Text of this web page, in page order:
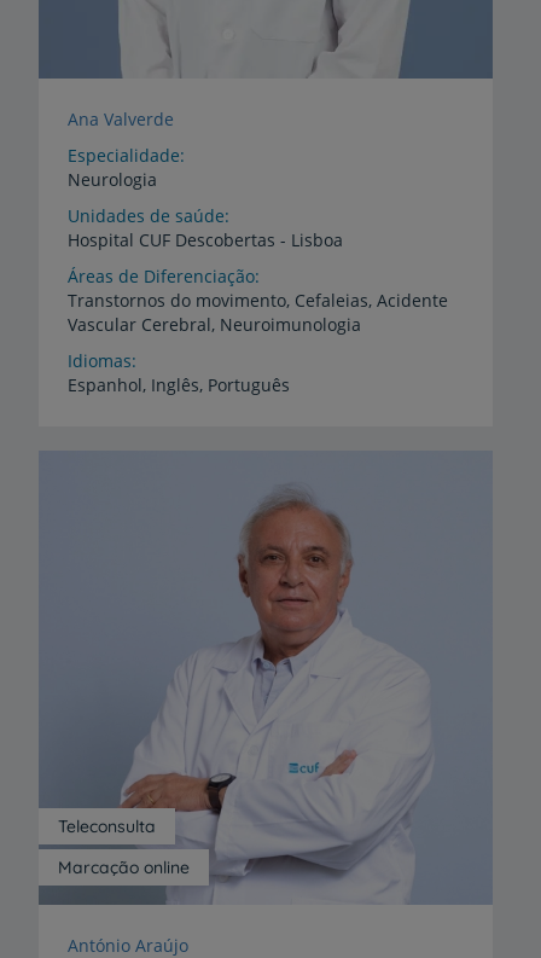
Ana Valverde
Especialidade
Neurologia
Unidades de saúde
Hospital CUF Descobertas - Lisboa
Áreas de Diferenciação
Transtornos do movimento, Cefaleias, Acidente
Vascular Cerebral, Neuroimunologia
Idiomas
Espanhol, Inglês, Português
Marcação online
Teleconsulta
António Araújo